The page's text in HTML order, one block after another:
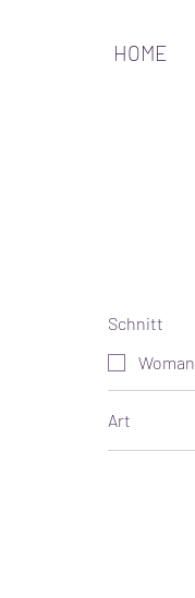
HOME
Schnitt
Woman
Art